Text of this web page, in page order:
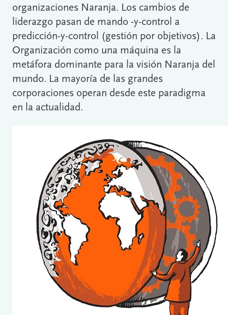
organizaciones Naranja. Los cambios de
liderazgo pasan de mando -y-control a
predicción-y-control (gestión por objetivos). La
Organización como una máquina es la
metáfora dominante para la visión Naranja del
mundo. La mayoría de las grandes
corporaciones operan desde este paradigma
en la actualidad.